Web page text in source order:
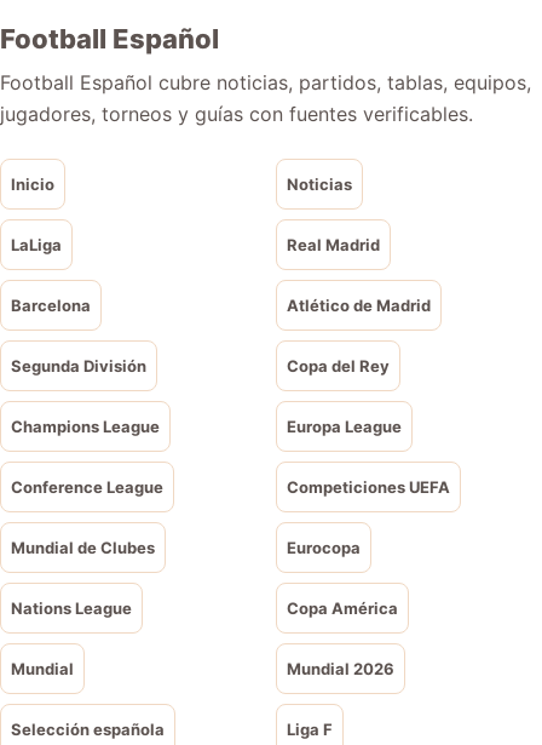
Football Español
Football Español cubre noticias, partidos, tablas, equipos,
jugadores, torneos y guías con fuentes verificables.
Inicio Noticias
LaLiga Real Madrid
Barcelona Atlético de Madrid
Segunda División Copa del Rey
Champions League Europa League
Conference League Competiciones UEFA
Mundial de Clubes Eurocopa
Nations League Copa América
Mundial Mundial 2026
Selección española Liga F